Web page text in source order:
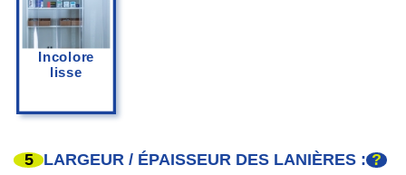
Incolore
lisse
5 LARGEUR / ÉPAISSEUR DES LANIÈRES : ?